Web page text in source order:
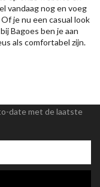
vandaag nog en voeg
je nu een casual look
Bagoes ben je aan
als comfortabel zijn.
date met de laatste